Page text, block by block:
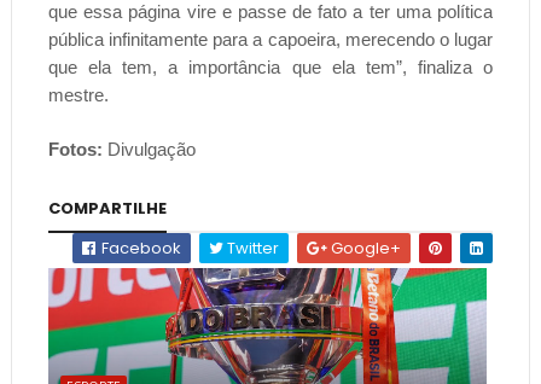
que essa página vire e passe de fato a ter uma política
pública infinitamente para a capoeira, merecendo o lugar
que ela tem, a importância que ela tem”, finaliza o
mestre.
Fotos: Divulgação
COMPARTILHE
Facebook
Twitter Google+